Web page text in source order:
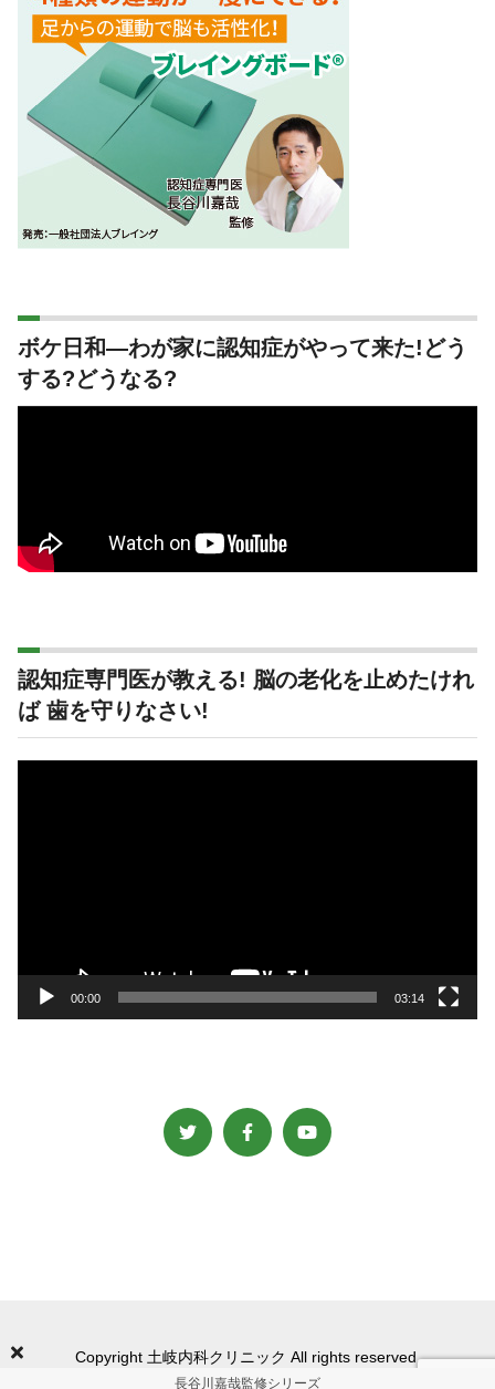
ボケ日和―わが家に認知症がやって来た!どう
する?どうなる?
認知症専門医が教える! 脳の老化を止めたけれ
ば 歯を守りなさい!
00:00 03:14
Copyright 土岐内科クリニック All rights reserved.
長谷川嘉哉監修シリーズ